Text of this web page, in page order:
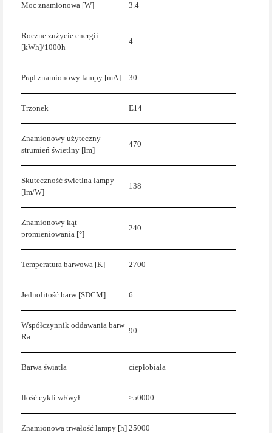
Moc znamionowa [W] 3.4
Roczne zużycie energii
[kWh]/1000h
4
Prąd znamionowy lampy [mA] 30
Trzonek E14
Znamionowy użyteczny
strumień świetlny [lm]
470
Skuteczność świetlna lampy
[lm/W]
138
Znamionowy kąt
promieniowania [°]
240
Temperatura barwowa [K] 2700
Jednolitość barw [SDCM] 6
Współczynnik oddawania barw
Ra
90
Barwa światła ciepłobiała
Ilość cykli wł/wył ≥50000
Znamionowa trwałość lampy [h] 25000